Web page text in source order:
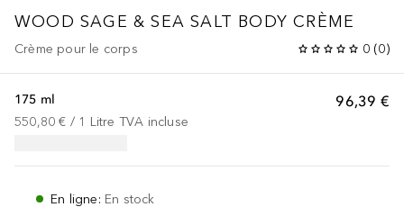
WOOD SAGE & SEA SALT BODY CRÈME
Crème pour le corps 0 (0)
96,39 €
175 ml
550,80 € / 1 Litre TVA incluse
En ligne: En stock